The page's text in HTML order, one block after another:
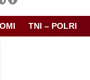
TNI – POLRI